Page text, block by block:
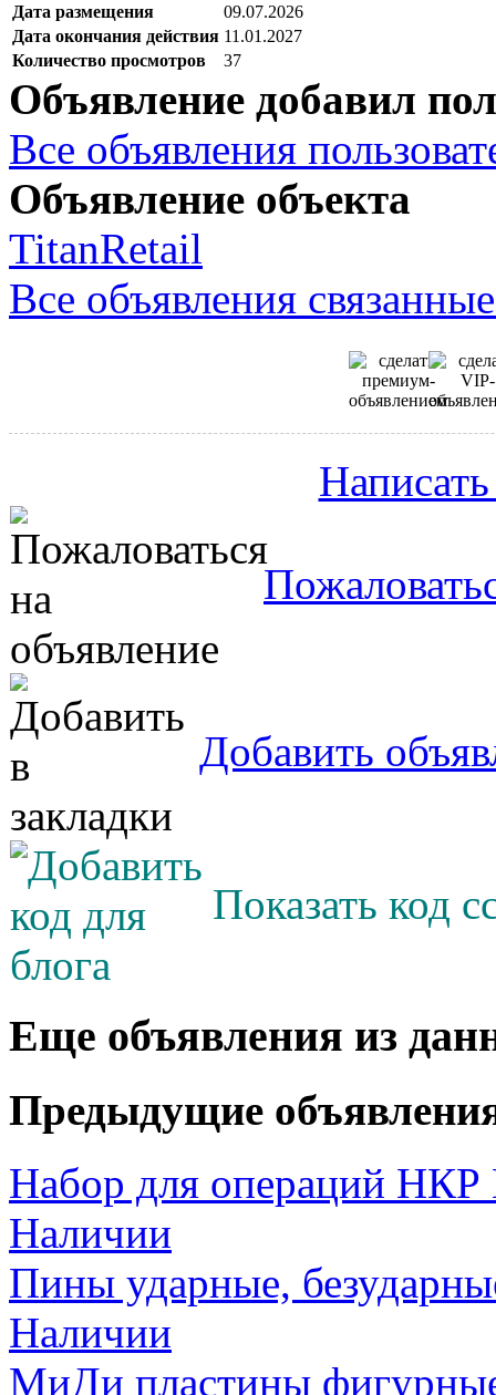
Дата размещения
09.07.2026
Дата окончания действия 11.01.2027
Количество просмотров
37
Объявление добавил
Все объявления
Объявление объекта
TitanRetail
Все объявления
Добавить
Показать код
Еще объявления из
Предыдущие
Набор для операций НКР
Наличии
Пины ударные,
Наличии
МиДи пластины